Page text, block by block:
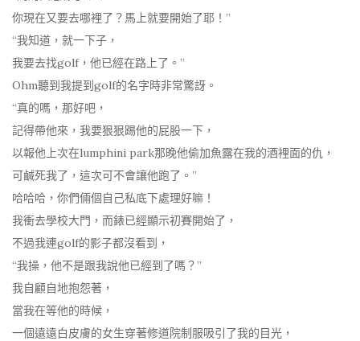
你現在又要去哪裡了？馬上就要開始了耶！”
“我知道，就一下子，
我要去找golf，他已經在路上了。”
Ohm聽到我提到golf的名字時非常驚訝。
“真的嗎，那好吧，
記得帶他來，我要狠狠踢他的屁股一下，
以報他上次在lumphini park那晚他偷加魚露在我的酒裡面的仇，
可鹹死我了，這次可不會讓他跑了。”
哈哈哈，你們倆個自己私底下處理好嘛！
我衝去學校大門，而錶已經顯示初賽開始了，
不過我連golf的影子都沒看到，
“我操，他不是跟我說他已經到了嗎？”
我自顧自地抱怨著，
當我在等他的時候，
一個遠遠白皮膚的女生穿著修道院制服吸引了我的目光，